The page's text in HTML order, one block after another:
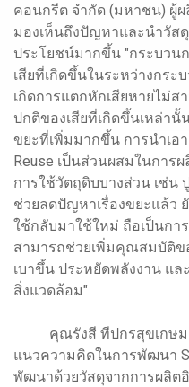
คอนกรีต จำกัด (มหาชน) ผู้ผ
มองเห็นถึงปัญหาและนำวัส
ประโยชน์มากขึ้น "กระบวน
เสียที่เกิดขึ้นในระหว่างกระ
เกิดการแตกหักเสียหายไม่ส
ปกติของเสียที่เกิดขึ้นเหล่า
ขยะที่เพิ่มมากขึ้น การนำเอ
Reuse เป็นส่วนผสมในการ
การใช้วัตถุดิบบางส่วน เช่น
ช่วยลดปัญหาเรื่องขยะแล้ว
ใช้กลับมาใช้ใหม่ ถือเป็นกา
สามารถช่วยเพิ่มคุณสมบัติ
เบาขึ้น ประหยัดพลังงาน แ
สิ่งแวดล้อม"
คุณรังสี ทีปกรสุขเกษม ก
แนวความคิดในการพัฒนา
พัฒนาด้วยวัสดุจากการผลิต